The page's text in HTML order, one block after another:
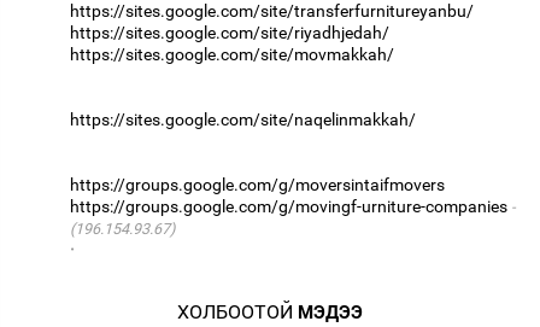
https://sites.google.com/site/transferfurnitureyanbu/
https://sites.google.com/site/riyadhjedah/
https://sites.google.com/site/movmakkah/
https://sites.google.com/site/naqelinmakkah/
https://groups.google.com/g/moversintaifmovers
https://groups.google.com/g/movingf-urniture-companies
(196.154.93.67)
·
ХОЛБООТОЙ МЭДЭЭ